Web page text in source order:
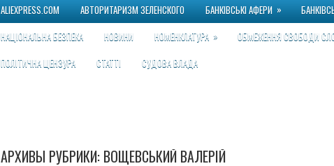
ALIEXPRESS.COM АВТОРИТАРИЗМ ЗЕЛЕНСКОГО БАНКІВСЬКІ АФЕРИ »
НАЦІОНАЛЬНА БЕЗПЕКА
НОВИНИ НОМЕНКЛАТУРА » ОБМЕЖЕННЯ СВОБОДИ
ПОЛІТИЧНА ЦЕНЗУРА
СТАТТІ СУДОВА ВЛАДА
АРХИВЫ РУБРИКИ: ВОЩЕВСЬКИЙ ВАЛЕРІЙ